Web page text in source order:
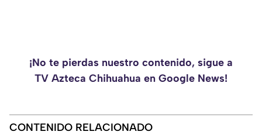
¡No te pierdas nuestro contenido, sigue a
TV Azteca Chihuahua en Google News!
CONTENIDO RELACIONADO